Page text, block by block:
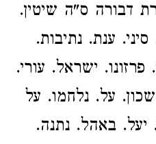
דבורה ס"ה שיטין.
ענת. נתיבות.
ישראל. עורי.
על. נלחמו. על
יעל. באהל. נתנה.